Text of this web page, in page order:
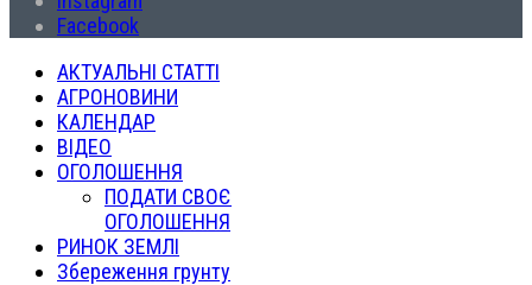
Facebook
АКТУАЛЬНІ СТАТТІ
АГРОНОВИНИ
КАЛЕНДАР
ВІДЕО
ОГОЛОШЕННЯ
ПОДАТИ СВОЄ
ОГОЛОШЕННЯ
РИНОК ЗЕМЛІ
Збереження грунту